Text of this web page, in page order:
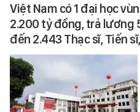
Việt Nam có 1 đại học
2.200 tỷ đồng, trả lương
đến 2.443 Thạc sĩ, Tiến